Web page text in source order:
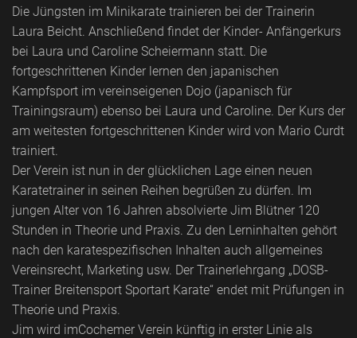
Die Jüngsten im Minikarate trainieren bei der Trainerin
Laura Beicht. Anschließend findet der Kinder- Anfängerkurs
bei Laura und Caroline Scheiermann statt. Die
fortgeschrittenen Kinder lernen den japanischen
Kampfsport im vereinseigenen Dojo (japanisch für
Trainingsraum) ebenso bei Laura und Caroline. Der Kurs der
am weitesten fortgeschrittenen Kinder wird von Mario Curdt
trainiert.
Der Verein ist nun in der glücklichen Lage einen neuen
Karatetrainer in seinen Reihen begrüßen zu dürfen. Im
jungen Alter von 16 Jahren absolvierte Jim Blütner 120
Stunden in Theorie und Praxis. Zu den Lerninhalten gehört
nach den karatespezifischen Inhalten auch allgemeines
Vereinsrecht, Marketing usw. Der Trainerlehrgang „DOSB-
Trainer Breitensport Sportart Karate“ endet mit Prüfungen in
Theorie und Praxis.
Jim wird imCochemer Verein künftig in erster Linie als